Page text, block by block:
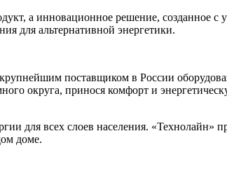
а инновационное решение, созданное
для альтернативной энергетики.
поставщиком в России
округа, принося комфорт и
для всех слоев населения. «Технолайн»
доме.